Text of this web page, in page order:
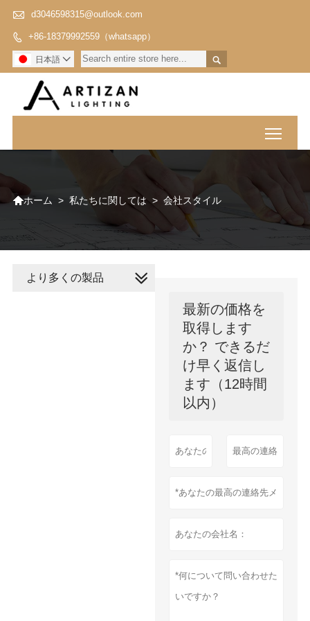
 d3046598315@outlook.com
 +86-18379992559（whatsapp）

日本語 
ホーム > 私たちに関しては > 会社スタイル
最新の価格を
取得します
か？ できるだ
け早く返信し
ます（12時間
以内）
より多くの製品